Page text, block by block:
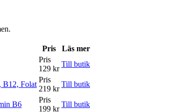
Pris
Läs mer
Pris
129 kr
Till butik
B12, Folat
Pris
219 kr
Till butik
B6
Pris
199 kr
Till butik